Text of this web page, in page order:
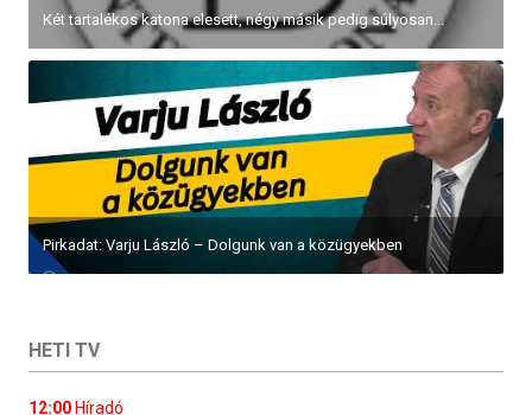
Két tartalékos katona elesett, négy másik pedig súlyosan...
Pirkadat: Varju László – Dolgunk van a közügyekben
HETI TV